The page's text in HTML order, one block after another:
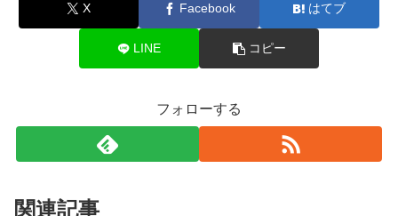
X Facebook はてブ
LINE コピー
フォローする
関連記事